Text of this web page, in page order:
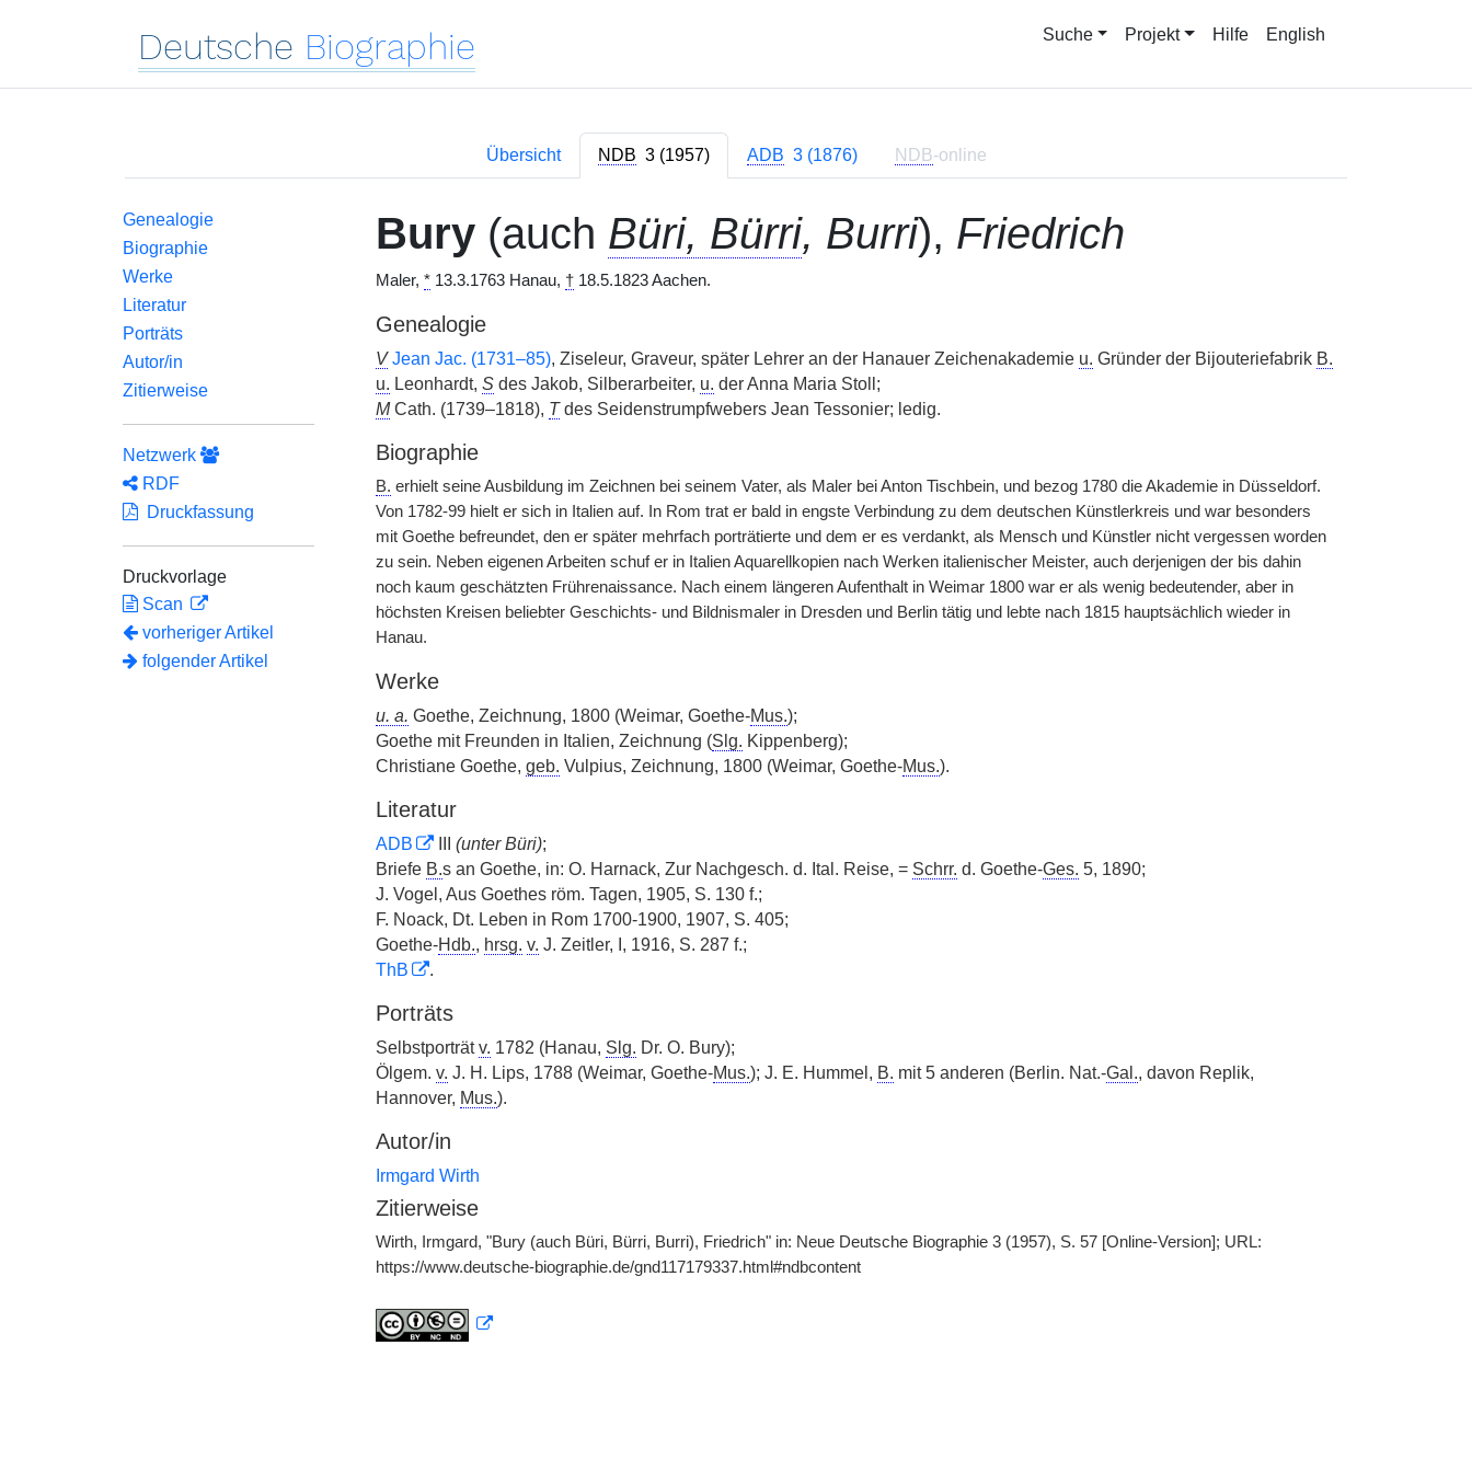
Deutsche Biographie Suche Projekt Hilfe English
Übersicht NDB 3 (1957) ADB 3 (1876) NDB-online
Genealogie
Biographie
Werke
Literatur
Porträts
Autor/in
Zitierweise
Netzwerk
RDF
Druckfassung
Druckvorlage
Scan
vorheriger Artikel
folgender Artikel
Bury(auch Büri, Bürri, Burri), Friedrich
Maler, *13.3.1763 Hanau, †18.5.1823 Aachen.
Genealogie
V Jean Jac. (1731–85), Ziseleur, Graveur, später Lehrer an der Hanauer Zeichenakademie u. Gründer der Bijouteriefabrik B.
u. Leonhardt, Sdes Jakob, Silberarbeiter, u. der Anna Maria Stoll;
MCath. (1739–1818), Tdes Seidenstrumpfwebers Jean Tessonier; ledig.
Biographie
B. erhielt seine Ausbildung im Zeichnen bei seinem Vater, als Maler bei Anton Tischbein, und bezog 1780 die Akademie in Düsseldorf.
Von 1782-99 hielt er sich in Italien auf. In Rom trat er bald in engste Verbindung zu dem deutschen Künstlerkreis und war besonders
mit Goethe befreundet, den er später mehrfach porträtierte und dem er es verdankt, als Mensch und Künstler nicht vergessen worden
zu sein. Neben eigenen Arbeiten schuf er in Italien Aquarellkopien nach Werken italienischer Meister, auch derjenigen der bis dahin
noch kaum geschätzten Frührenaissance. Nach einem längeren Aufenthalt in Weimar 1800 war er als wenig bedeutender, aber in
höchsten Kreisen beliebter Geschichts- und Bildnismaler in Dresden und Berlin tätig und lebte nach 1815 hauptsächlich wieder in
Hanau.
Werke
u. a. Goethe, Zeichnung, 1800 (Weimar, Goethe-Mus.);
Goethe mit Freunden in Italien, Zeichnung (Slg. Kippenberg);
Christiane Goethe, geb. Vulpius, Zeichnung, 1800 (Weimar, Goethe-Mus.).
Literatur
ADB III (unter Büri);
Briefe B.s an Goethe, in: O. Harnack, Zur Nachgesch. d. Ital. Reise, = Schrr. d. Goethe-Ges. 5, 1890;
J. Vogel, Aus Goethes röm. Tagen, 1905, S. 130 f.;
F. Noack, Dt. Leben in Rom 1700-1900, 1907, S. 405;
Goethe-Hdb., hrsg. v. J. Zeitler, I, 1916, S. 287 f.;
ThB
.
Porträts
Selbstporträtv. 1782 (Hanau, Slg. Dr. O. Bury);
Ölgem. v. J. H. Lips, 1788 (Weimar, Goethe-Mus.); J. E. Hummel, B. mit 5 anderen (Berlin. Nat.-Gal., davon Replik,
Hannover, Mus.).
Autor/in
Irmgard Wirth
Zitierweise
Wirth, Irmgard, "Bury (auch Büri, Bürri, Burri), Friedrich" in: Neue Deutsche Biographie 3 (1957), S. 57 [Online-Version]; URL:
https://www.deutsche-biographie.de/gnd117179337.html#ndbcontent